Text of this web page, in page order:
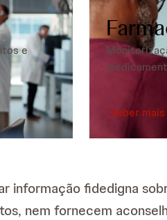
e
Saber mais
informação fidedigna
nem fornecem